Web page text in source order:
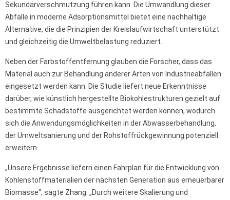
Sekundärverschmutzung führen kann. Die Umwandlung dieser
Abfälle in moderne Adsorptionsmittel bietet eine nachhaltige
Alternative, die die Prinzipien der Kreislaufwirtschaft unterstützt
und gleichzeitig die Umweltbelastung reduziert.
Neben der Farbstoffentfernung glauben die Forscher, dass das
Material auch zur Behandlung anderer Arten von Industrieabfällen
eingesetzt werden kann. Die Studie liefert neue Erkenntnisse
darüber, wie künstlich hergestellte Biokohlestrukturen gezielt auf
bestimmte Schadstoffe ausgerichtet werden können, wodurch
sich die Anwendungsmöglichkeiten in der Abwasserbehandlung,
der Umweltsanierung und der Rohstoffrückgewinnung potenziell
erweitern.
„Unsere Ergebnisse liefern einen Fahrplan für die Entwicklung von
Kohlenstoffmaterialien der nächsten Generation aus erneuerbarer
Biomasse“, sagte Zhang. „Durch weitere Skalierung und